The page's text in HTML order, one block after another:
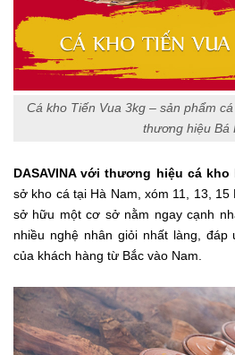
Cá kho Tiến Vua 3kg – sản phẩm
thương hiệu Bá
DASAVINA với thương hiệu cá kho
sở kho cá tại Hà Nam, xóm 11, 13,
sở hữu một cơ sở nằm ngay cạnh
nhiều nghệ nhân giỏi nhất làng,
của khách hàng từ Bắc vào Nam.